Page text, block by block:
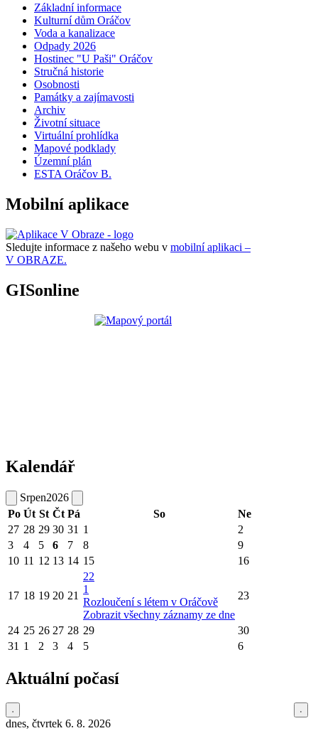
Základní informace
Kulturní dům Oráčov
Voda a kanalizace
Odpady 2026
Hostinec "U Paši" Oráčov
Stručná historie
Osobnosti
Památky a zajímavosti
Archiv
Životní situace
Virtuální prohlídka
Mapové podklady
Územní plán
ESTA Oráčov B.
Mobilní aplikace
Sledujte informace z našeho webu v mobilní aplikaci –
V OBRAZE.
GISonline
Kalendář
Srpen2026
Po Út St Čt Pá So
Ne
27 28 29 30 31 1
2
3
4 5 6 7 8
9
10 11 12 13 14 15 16
17 18 19 20 21
22
1
Rozloučení s létem v Oráčově
Zobrazit všechny záznamy ze dne
23
24 25 26 27 28 29
30
31 1 2 3 4 5 6
Aktuální počasí
dnes, čtvrtek 6. 8. 2026